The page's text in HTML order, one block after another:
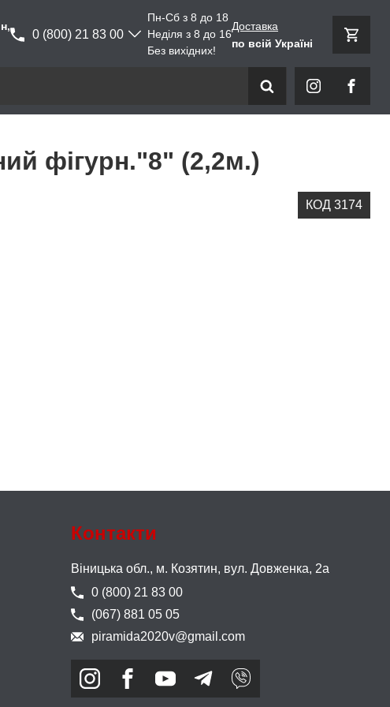
0 (800) 21 83 00
Пн-Сб з 8 до 18
Неділя з 8 до 16
Без вихідних!
Доставка
по всій Україні
фігурн."8" (2,2м.)
КОД 3174
Контакти
Віницька обл., м. Козятин, вул. Довженка, 2а
0 (800) 21 83 00
(067) 881 05 05
piramida2020v@gmail.com